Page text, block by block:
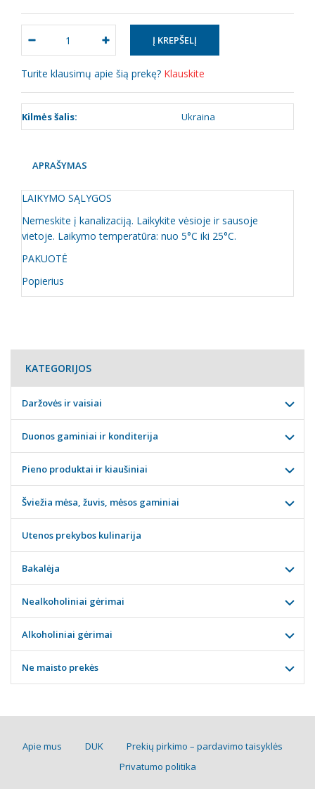
Turite klausimų apie šią prekę? Klauskite
Kilmės šalis: Ukraina
APRAŠYMAS
LAIKYMO SĄLYGOS
Nemeskite į kanalizaciją. Laikykite vėsioje ir sausoje
vietoje. Laikymo temperatūra: nuo 5°C iki 25°C.
PAKUOTĖ
Popierius
KATEGORIJOS
Daržovės ir vaisiai
Duonos gaminiai ir konditerija
Pieno produktai ir kiaušiniai
Šviežia mėsa, žuvis, mėsos gaminiai
Utenos prekybos kulinarija
Bakalėja
Nealkoholiniai gėrimai
Alkoholiniai gėrimai
Ne maisto prekės
Apie mus DUK
Prekių pirkimo – pardavimo taisyklės
Privatumo politika